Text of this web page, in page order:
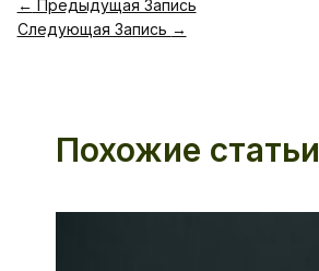
← Предыдущая Запись
Следующая Запись →
Похожие статьи